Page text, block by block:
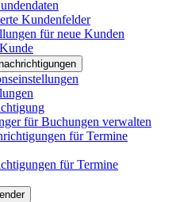
Kundenfelder
für neue Kunden
für Buchungen verwalten
für Termine
für Termine